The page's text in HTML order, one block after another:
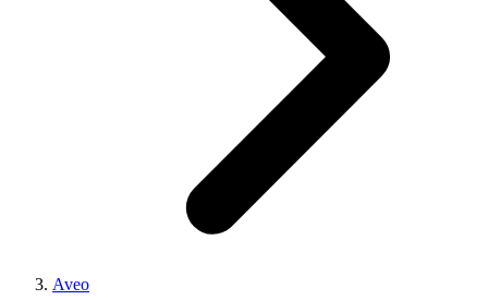
Aveo